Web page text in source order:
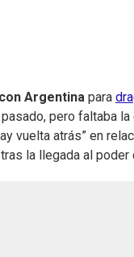
Argentina para
pero faltaba
vuelta atrás” en
la llegada al poder